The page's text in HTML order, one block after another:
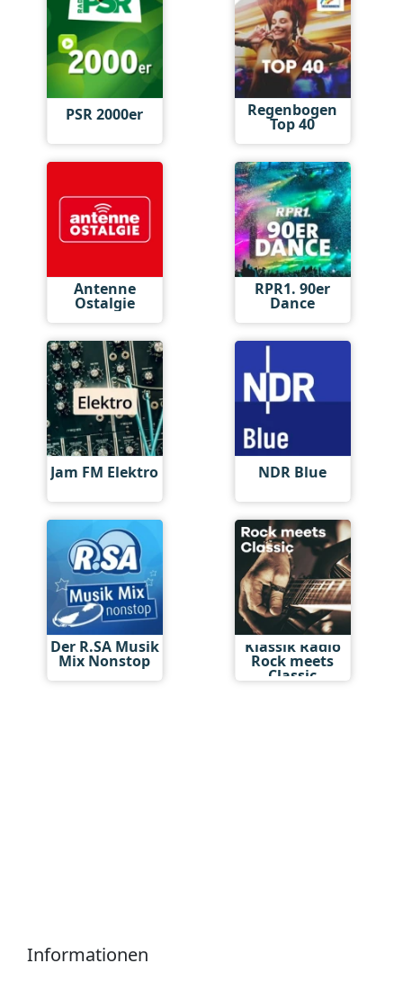
PSR 2000er Regenbogen
Top 40
Antenne
Ostalgie
RPR1. 90er
Dance
Jam FM Elektro NDR Blue
Der R.SA Musik
Mix Nonstop
Klassik Radio
Rock meets
Classic
Informationen